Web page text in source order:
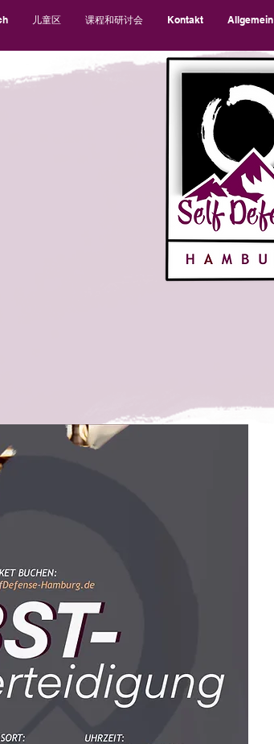
儿童区 课程和研讨会 Kontakt Allgemein